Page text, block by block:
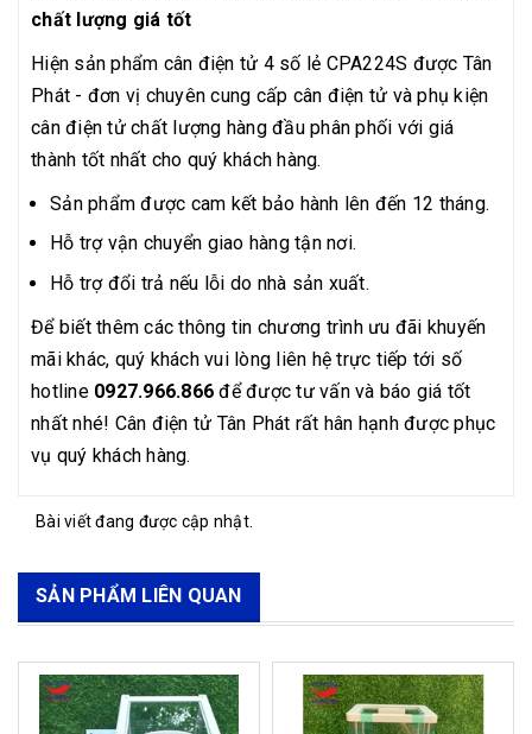
chất lượng giá tốt
Hiện sản phẩm cân điện tử 4 số lẻ CPA224S được Tân
Phát - đơn vị chuyên cung cấp cân điện tử và phụ kiện
cân điện tử chất lượng hàng đầu phân phối với giá
thành tốt nhất cho quý khách hàng.
Sản phẩm được cam kết bảo hành lên đến 12 tháng.
Hỗ trợ vận chuyển giao hàng tận nơi.
Hỗ trợ đổi trả nếu lỗi do nhà sản xuất.
Để biết thêm các thông tin chương trình ưu đãi khuyến
mãi khác, quý khách vui lòng liên hệ trực tiếp tới số
hotline 0927.966.866 để được tư vấn và báo giá tốt
nhất nhé! Cân điện tử Tân Phát rất hân hạnh được phục
vụ quý khách hàng.
Bài viết đang được cập nhật.
SẢN PHẨM LIÊN QUAN